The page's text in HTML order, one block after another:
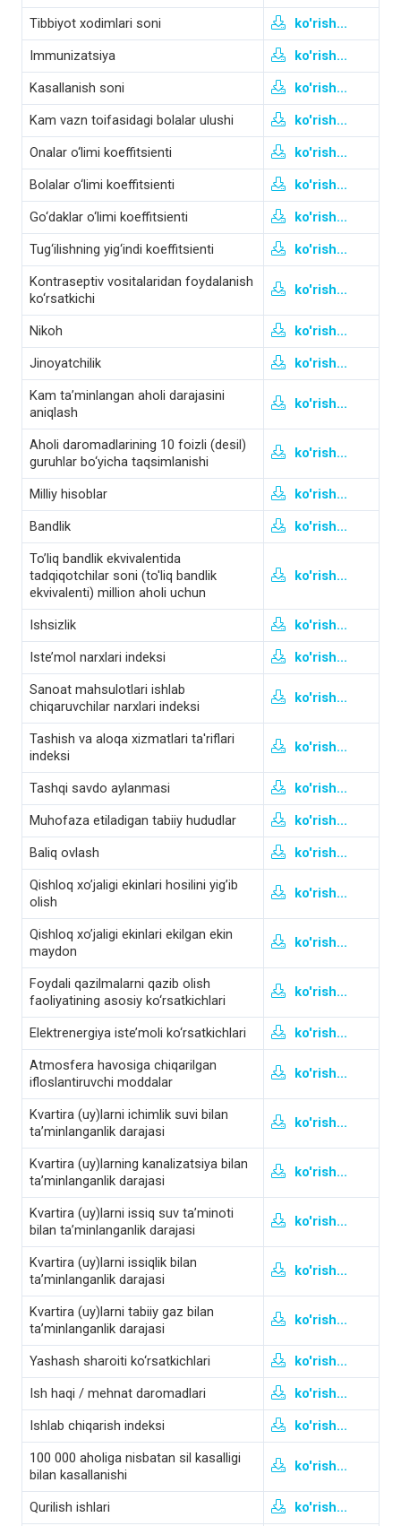
Tibbiyot xodimlari soni
ko'rish...
Immunizatsiya
ko'rish...
Kasallanish soni
ko'rish...
Kam vazn toifasidagi bolalar ulushi
ko'rish...
Onalar o‘limi koeffitsienti
ko'rish...
Bolalar o‘limi koeffitsienti
ko'rish...
Go‘daklar o‘limi koeffitsienti
ko'rish...
Tug‘ilishning yig‘indi koeffitsienti
ko'rish...
Kontraseptiv vositalaridan foydalanish
ko‘rsatkichi
ko'rish...
Nikoh
ko'rish...
Jinoyatchilik
ko'rish...
Kam ta’minlangan aholi darajasini
aniqlash
ko'rish...
Aholi daromadlarining 10 foizli (desil)
guruhlar bo‘yicha taqsimlanishi
ko'rish...
Milliy hisoblar
ko'rish...
Bandlik
ko'rish...
To’liq bandlik ekvivalentida
tadqiqotchilar soni (to'liq bandlik
ekvivalenti) million aholi uchun
ko'rish...
Ishsizlik
ko'rish...
Iste’mol narxlari indeksi
ko'rish...
Sanoat mahsulotlari ishlab
chiqaruvchilar narxlari indeksi
ko'rish...
Tashish va aloqa xizmatlari ta'riflari
indeksi
ko'rish...
Tashqi savdo aylanmasi
ko'rish...
Muhofaza etiladigan tabiiy hududlar
ko'rish...
Baliq ovlash
ko'rish...
Qishloq xo’jaligi ekinlari hosilini yig’ib
olish
ko'rish...
Qishloq xo’jaligi ekinlari ekilgan ekin
maydon
ko'rish...
Foydali qazilmalarni qazib olish
faoliyatining asosiy ko‘rsatkichlari
ko'rish...
Elektrenergiya iste’moli ko‘rsatkichlari
ko'rish...
Atmosfera havosiga chiqarilgan
ifloslantiruvchi moddalar
ko'rish...
Kvartira (uy)larni ichimlik suvi bilan
ta’minlanganlik darajasi
ko'rish...
Kvartira (uy)larning kanalizatsiya bilan
ta’minlanganlik darajasi
ko'rish...
Kvartira (uy)larni issiq suv ta’minoti
bilan ta’minlanganlik darajasi
ko'rish...
Kvartira (uy)larni issiqlik bilan
ta’minlanganlik darajasi
ko'rish...
Kvartira (uy)larni tabiiy gaz bilan
ta’minlanganlik darajasi
ko'rish...
Yashash sharoiti ko‘rsatkichlari
ko'rish...
Ish haqi / mehnat daromadlari
ko'rish...
Ishlab chiqarish indeksi
ko'rish...
100 000 aholiga nisbatan sil kasalligi
bilan kasallanishi
ko'rish...
Qurilish ishlari ko'rish...